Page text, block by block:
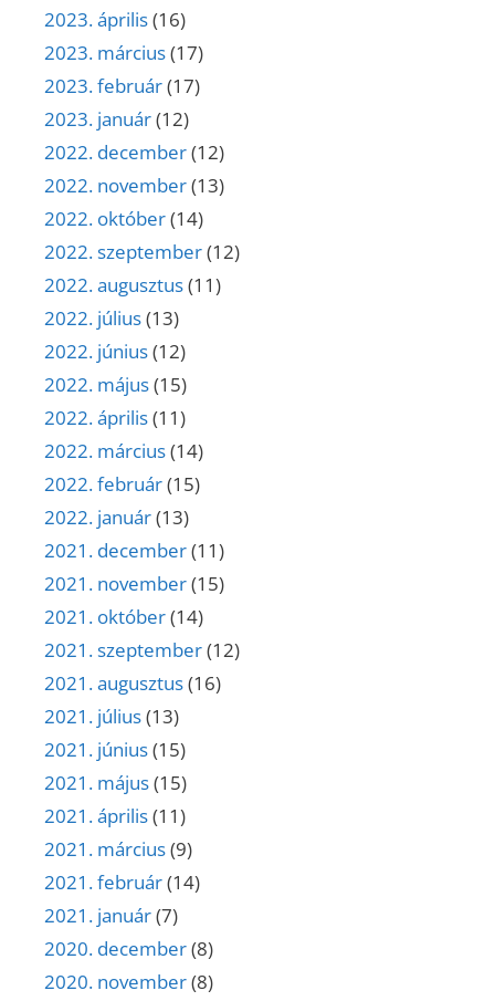
2023. április(16)
2023. március(17)
2023. február(17)
2023. január(12)
2022. december(12)
2022. november(13)
2022. október(14)
2022. szeptember(12)
2022. augusztus(11)
2022. július(13)
2022. június(12)
2022. május(15)
2022. április(11)
2022. március(14)
2022. február(15)
2022. január(13)
2021. december(11)
2021. november(15)
2021. október(14)
2021. szeptember(12)
2021. augusztus(16)
2021. július(13)
2021. június(15)
2021. május(15)
2021. április(11)
2021. március(9)
2021. február(14)
2021. január(7)
2020. december(8)
2020. november(8)